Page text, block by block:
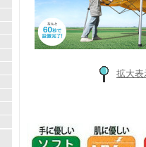
拡大表